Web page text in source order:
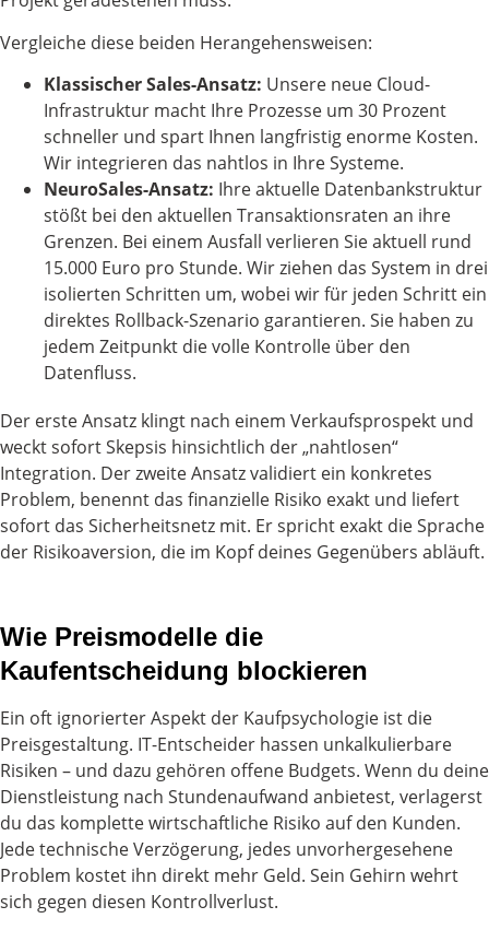
Vergleiche diese beiden Herangehensweisen:
Klassischer Sales-Ansatz: Unsere neue Cloud-
Infrastruktur macht Ihre Prozesse um 30 Prozent
schneller und spart Ihnen langfristig enorme Kosten.
Wir integrieren das nahtlos in Ihre Systeme.
NeuroSales-Ansatz: Ihre aktuelle Datenbankstruktur
stößt bei den aktuellen Transaktionsraten an ihre
Grenzen. Bei einem Ausfall verlieren Sie aktuell rund
15.000 Euro pro Stunde. Wir ziehen das System in drei
isolierten Schritten um, wobei wir für jeden Schritt ein
direktes Rollback-Szenario garantieren. Sie haben zu
jedem Zeitpunkt die volle Kontrolle über den
Datenfluss.
Der erste Ansatz klingt nach einem Verkaufsprospekt und
weckt sofort Skepsis hinsichtlich der „nahtlosen“
Integration. Der zweite Ansatz validiert ein konkretes
Problem, benennt das finanzielle Risiko exakt und liefert
sofort das Sicherheitsnetz mit. Er spricht exakt die Sprache
der Risikoaversion, die im Kopf deines Gegenübers abläuft.
Wie Preismodelle die
Kaufentscheidung blockieren
Ein oft ignorierter Aspekt der Kaufpsychologie ist die
Preisgestaltung. IT-Entscheider hassen unkalkulierbare
Risiken – und dazu gehören offene Budgets. Wenn du deine
Dienstleistung nach Stundenaufwand anbietest, verlagerst
du das komplette wirtschaftliche Risiko auf den Kunden.
Jede technische Verzögerung, jedes unvorhergesehene
Problem kostet ihn direkt mehr Geld. Sein Gehirn wehrt
sich gegen diesen Kontrollverlust.